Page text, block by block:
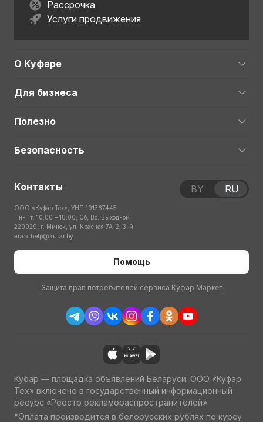
Рассрочка
Услуги продвижения
О Куфаре
Для бизнеса
Полезно
Безопасность
Контакты
ООО «Куфар Тех», УНП 191767445
Пн-Пт: 10:00 – 18:00; Сб, Вс: Выходной
220029, г. Минск, ул. Красная 7А-2, 3-й
этаж help@kufar.by
Помощь
Защита прав потребителей сервиса Куфар Маркет
BY RU
Куфар — площадка объявлений Беларуси. ООО «Куфар
Тех» включено в государственный информационный
ресурс «Реестр рекламораспространителей»
*Оплата производится в белорусских рублях по курсу